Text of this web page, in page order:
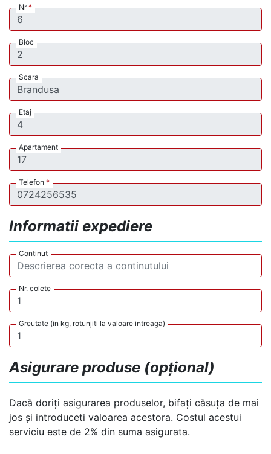
Nr*
Bloc
Scara
Etaj
Apartament
Telefon *
Informatii expediere
Continut
Nr. colete
Greutate (in kg, rotunjiti la valoare intreaga)
Asigurare produse (opțional)
Dacă doriți asigurarea produselor, bifați căsuța de mai
jos și introduceti valoarea acestora. Costul acestui
serviciu este de 2% din suma asigurata.